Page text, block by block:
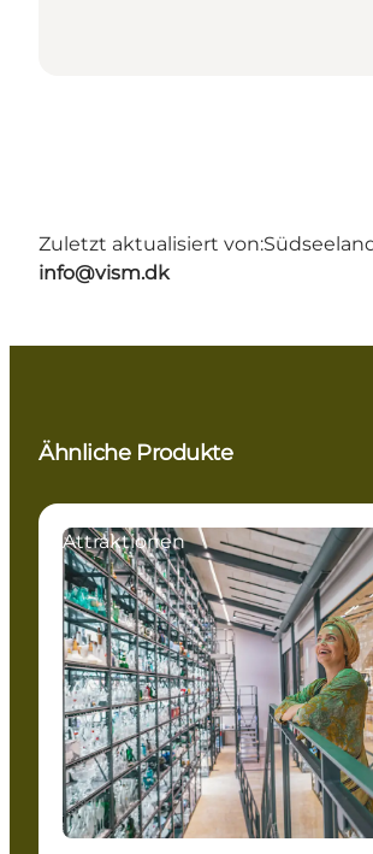
Zuletzt aktualisiert von:
info@vism.dk
Ähnliche Produkte
Attraktionen